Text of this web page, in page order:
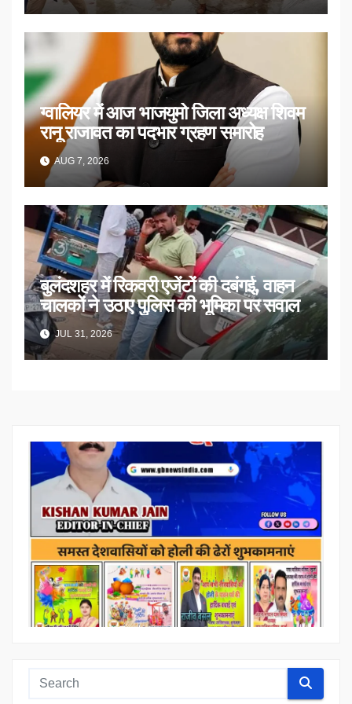
ग्वालियर में आज भाजयुमो जिला अध्यक्ष शिवम
रानू राजावत का पदभार ग्रहण समारोह
AUG 7, 2026
बुलंदशहर में रिकवरी एजेंटों की दबंगई, वाहन
चालकों ने उठाए पुलिस की भूमिका पर सवाल
JUL 31, 2026